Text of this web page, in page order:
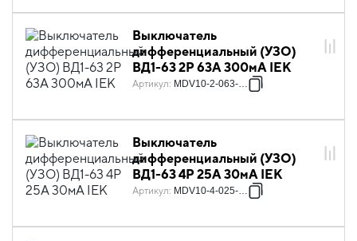
Выключатель
дифференциальный (УЗО)
ВД1-63 2Р 63А 300мА IEK
Артикул: MDV10-2-063-300
Выключатель
дифференциальный (УЗО)
ВД1-63 4Р 25А 30мА IEK
Артикул: MDV10-4-025-030